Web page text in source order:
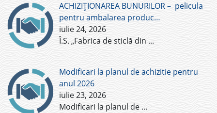
ACHIZIȚIONAREA BUNURILOR – pelicula
pentru ambalarea produc…
iulie 24, 2026
Î.S. „Fabrica de sticlă din ...
Modificari la planul de achizitie pentru
anul 2026
iulie 23, 2026
Modificari la planul de ...